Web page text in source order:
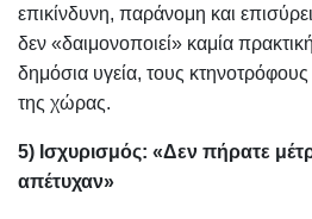
επικίνδυνη, παράνομη και
δεν «δαιμονοποιεί» καμία
δημόσια υγεία, τους κτηνοτρόφους
της χώρας.
5) Ισχυρισμός: «Δεν πήρατε
απέτυχαν»